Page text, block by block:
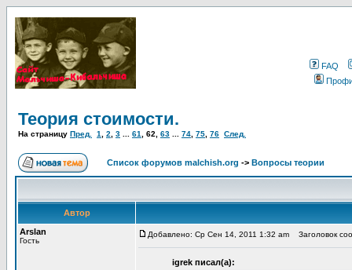
FAQ
Теория стоимости.
На страницу Пред. 1 2 3 61 62 63 74 75 76 След.
Список форумов malchish.org -> Вопросы теории
Автор
Arslan
Гость
Добавлено: Ср Сен 14, 2011 1:32 am Заголовок
igrek писал(а):